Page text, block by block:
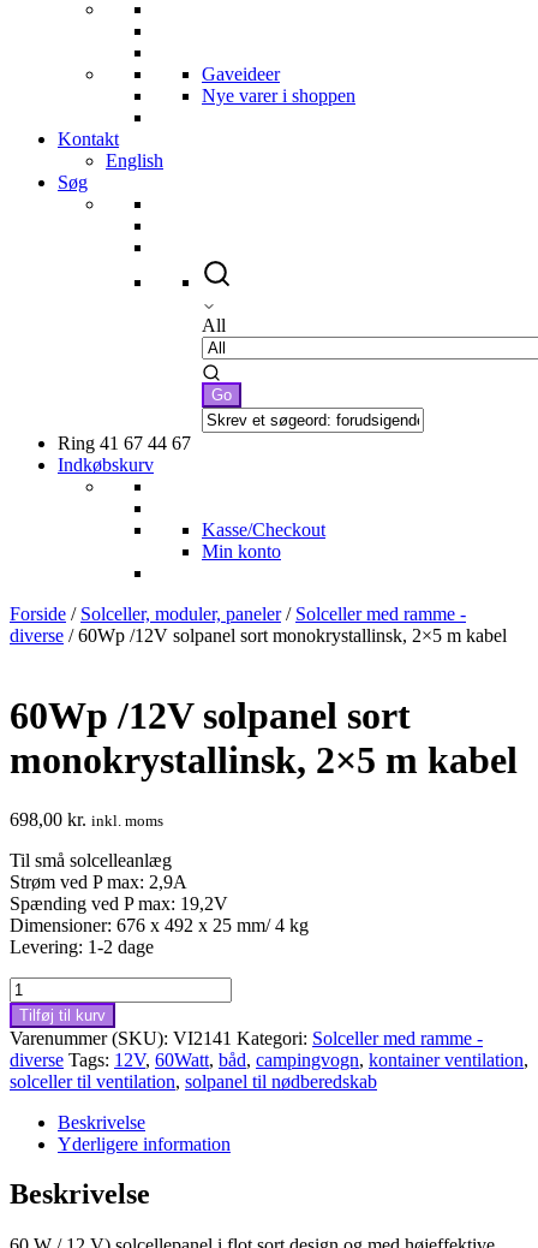
Gaveideer
Nye varer i shoppen
Kontakt
English
Søg
All
Ring 41 67 44 67
Indkøbskurv
Kasse/Checkout
Min konto
Forside / Solceller, moduler, paneler/ Solceller med ramme -
diverse / 60Wp /12V solpanel sort monokrystallinsk, 2×5 m kabel
60Wp /12V solpanel sort
monokrystallinsk, 2×5 m kabel
698,00 kr. inkl. moms
Til små solcelleanlæg
Strøm ved P max: 2,9A
Spænding ved P max: 19,2V
Dimensioner: 676 x 492 x 25 mm/ 4 kg
Levering: 1-2 dage
60Wp
/12V
solpanel
sort
monokrystallinsk,
2x5
kabel
Tilføj til kurv
Varenummer (SKU): VI2141 Kategori: Solceller med ramme -
diverse Tags: 12V, 60Watt, båd, campingvogn, kontainer ventilation,
solceller til ventilation, solpanel til nødberedskab
Beskrivelse
Yderligere information
Beskrivelse